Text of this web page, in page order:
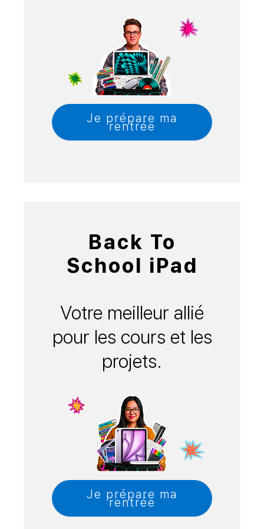
Je prépare ma
rentrée
Back To
School iPad
Votre meilleur allié
pour les cours et les
projets.
Je prépare ma
rentrée